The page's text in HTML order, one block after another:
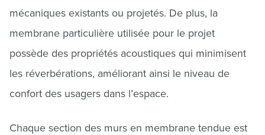
mécaniques existants ou projetés. De plus, la
membrane particulière utilisée pour le projet
possède des propriétés acoustiques qui minimisent
les réverbérations, améliorant ainsi le niveau de
confort des usagers dans l’espace.
Chaque section des murs en membrane tendue est